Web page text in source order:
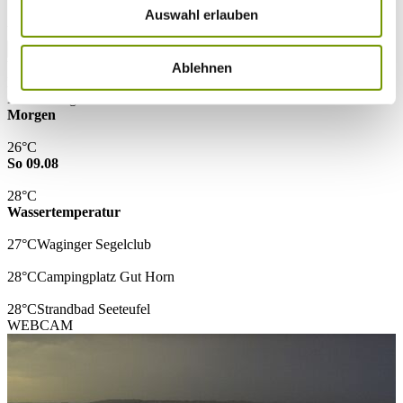
Auswahl erlauben
Ablehnen
VOLLTEXTSUCHE
WETTER & WASSERTEMPERATUR
Leichte Regenfälle
Morgen
26°C
So 09.08
28°C
Wassertemperatur
27°CWaginger Segelclub
28°CCampingplatz Gut Horn
28°CStrandbad Seeteufel
WEBCAM